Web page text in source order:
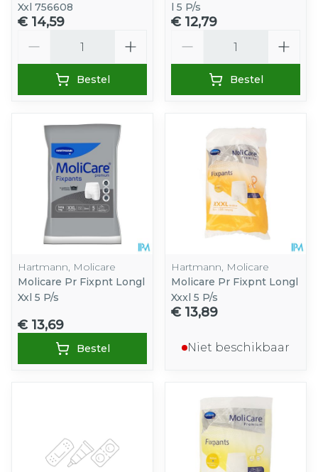
Xxl 756608
€ 14,59
Bestel
l 5 P/s
€ 12,79
Bestel
Hartmann, Molicare
Molicare Pr Fixpnt Longl
Xxl 5 P/s
€ 13,69
Bestel
Hartmann, Molicare
Molicare Pr Fixpnt Longl
Xxxl 5 P/s
€ 13,89
Niet beschikbaar